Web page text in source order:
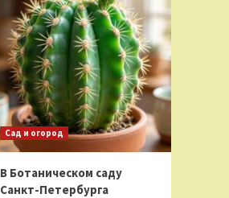
Сад и огород
В Ботаническом саду
Санкт-Петербурга